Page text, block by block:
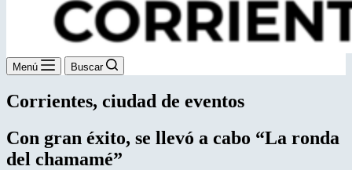
Menú Buscar
Corrientes, ciudad de eventos
Con gran éxito, se llevó a cabo “La ronda
del chamamé”